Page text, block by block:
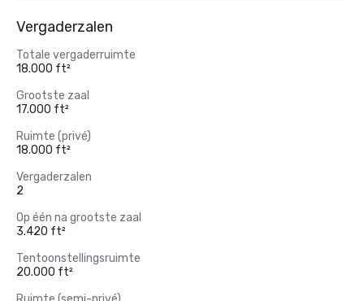
Vergaderzalen
Totale vergaderruimte
18.000 ft²
Grootste zaal
17.000 ft²
Ruimte (privé)
18.000 ft²
Vergaderzalen
2
Op één na grootste zaal
3.420 ft²
Tentoonstellingsruimte
20.000 ft²